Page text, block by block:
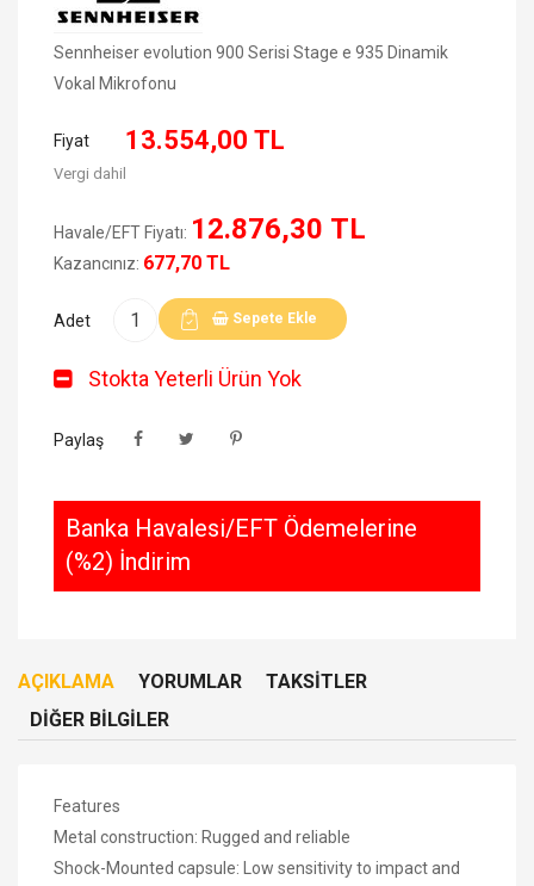
Sennheiser evolution 900 Serisi Stage e 935 Dinamik
Vokal Mikrofonu
Fiyat 13.554,00 TL
Vergi dahil
Havale/EFT Fiyatı: 12.876,30 TL
Kazancınız: 677,70 TL
Adet Sepete Ekle
Stokta Yeterli Ürün Yok
Paylaş
Banka Havalesi/EFT Ödemelerine
(%2) İndirim
AÇIKLAMA YORUMLAR
TAKSITLER
DIĞER BILGILER
Features
Metal construction: Rugged and reliable
Shock-Mounted capsule: Low sensitivity to impact and